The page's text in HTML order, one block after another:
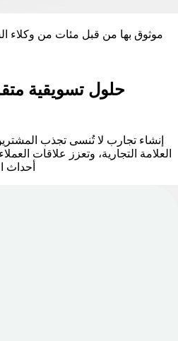
موثوق بها من قبل مئات من وكلاء
حلول تسويقية
إنشاء تجارب لا تُنسى تجذب
العلامة التجارية، وتعزز علاقات
أحداث